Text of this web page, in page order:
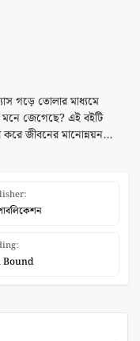
গড়ে তোলার মাধ্যমে
মনে জেগেছে? এই বইটি
করে জীবনের মানোন্নয়ন...